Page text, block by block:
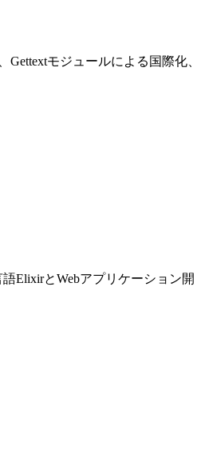
モジュールによる国際化、
ElixirとWebアプリケーション開